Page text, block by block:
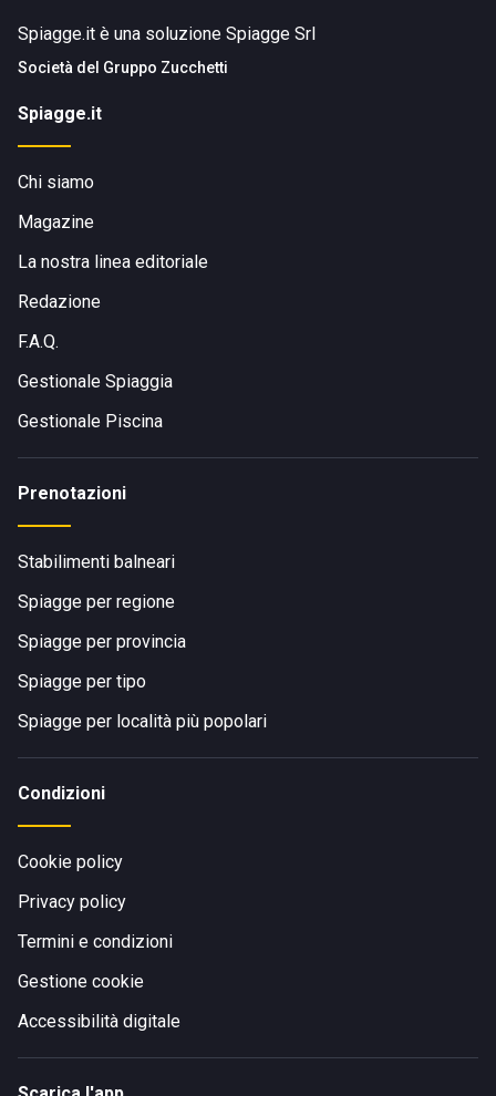
Spiagge.it è una soluzione Spiagge Srl
Società del Gruppo Zucchetti
Spiagge.it
Chi siamo
Magazine
La nostra linea editoriale
Redazione
F.A.Q.
Gestionale Spiaggia
Gestionale Piscina
Prenotazioni
Stabilimenti balneari
Spiagge per regione
Spiagge per provincia
Spiagge per tipo
Spiagge per località più popolari
Condizioni
Cookie policy
Privacy policy
Termini e condizioni
Gestione cookie
Accessibilità digitale